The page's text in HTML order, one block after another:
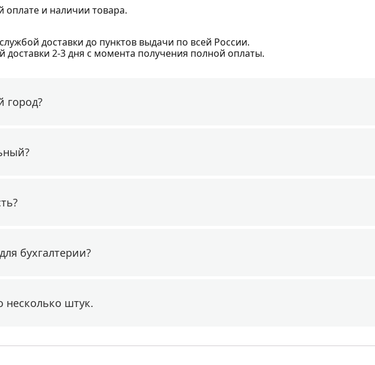
и наличии товара.
доставки до пунктов выдачи по всей России.
доставки 2-3 дня с момента получения полной оплаты.
город?
бухгалтерии?
несколько штук.